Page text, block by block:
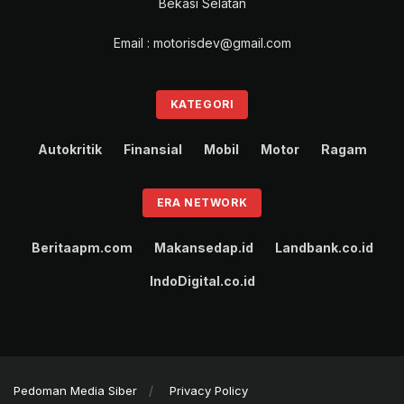
pengembangan untuk mendukung bisnis konsumen
peningkatan fitur dan fungsi, yang dapat membantu
konsumen dengan tampilan yang lebih mudah, lebih
interaktif, dan fungsional daripada versi sebelumnya,”
Spesifikasi
Bekasi Selatan
Email : motorisdev@gmail.com
KATEGORI
Autokritik Finansial Mobil Motor Ragam
ERA NETWORK
Beritaapm.com Makansedap.id Landbank.co.id
IndoDigital.co.id
Pedoman Media Siber Privacy Policy